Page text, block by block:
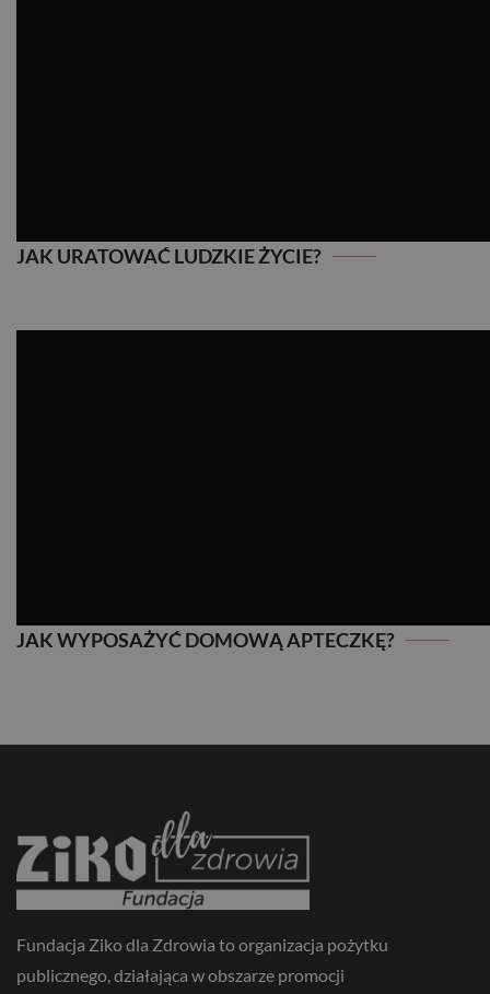
JAK URATOWAĆ LUDZKIE ŻYCIE?
JAK WYPOSAŻYĆ DOMOWĄ APTECZKĘ?
Fundacja Ziko dla Zdrowia to organizacja pożytku
publicznego, działająca w obszarze promocji